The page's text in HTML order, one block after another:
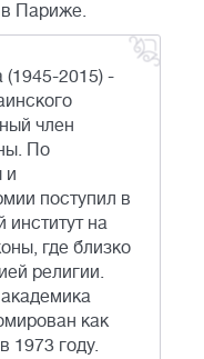
в Париже.
2015) -
член
По
и
поступил в
институт на
где близко
религии.
как
1973 году.